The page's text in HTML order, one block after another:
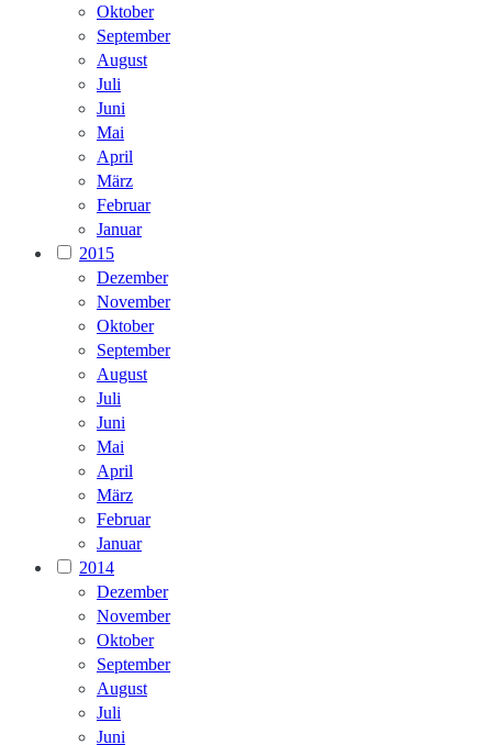
Oktober
September
August
Juli
Juni
Mai
April
März
Februar
Januar
2015
Dezember
November
Oktober
September
August
Juli
Juni
Mai
April
März
Februar
Januar
2014
Dezember
November
Oktober
September
August
Juli
Juni